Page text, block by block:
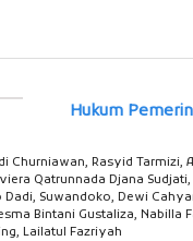
Hukum
Churniawan, Rasyid Tarmizi,
Qatrunnada Djana Sudjati,
Dadi, Suwandoko, Dewi
Bintani Gustaliza, Nabilla
Lailatul Fazriyah